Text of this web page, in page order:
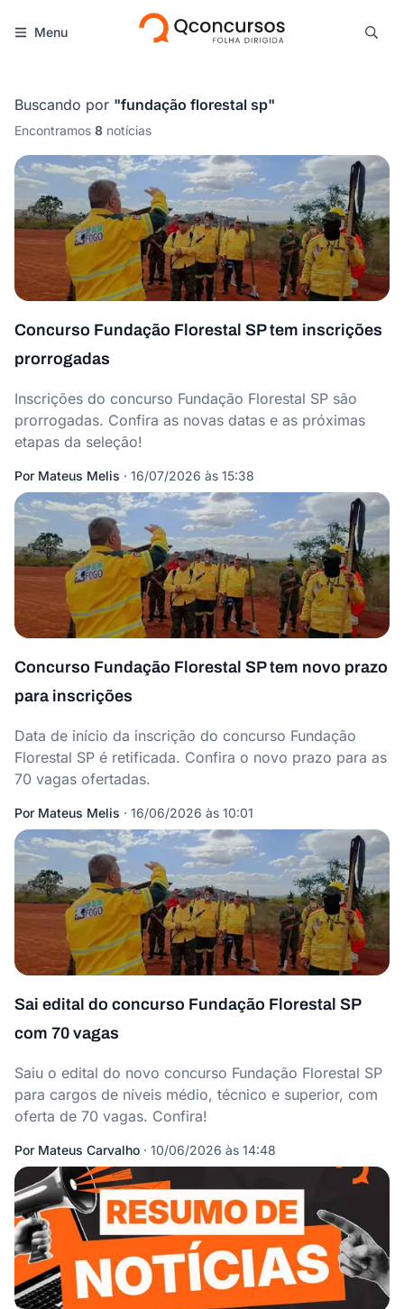
Menu
Buscando por "fundação florestal sp"
Encontramos 8 notícias
Concurso Fundação Florestal SP tem inscrições
prorrogadas
Inscrições do concurso Fundação Florestal SP são
prorrogadas. Confira as novas datas e as próximas
etapas da seleção!
Por Mateus Melis · 16/07/2026 às 15:38
Concurso Fundação Florestal SP tem novo prazo
para inscrições
Data de início da inscrição do concurso Fundação
Florestal SP é retificada. Confira o novo prazo para as
70 vagas ofertadas.
Por Mateus Melis · 16/06/2026 às 10:01
Sai edital do concurso Fundação Florestal SP
com 70 vagas
Saiu o edital do novo concurso Fundação Florestal SP
para cargos de níveis médio, técnico e superior, com
oferta de 70 vagas. Confira!
Por Mateus Carvalho · 10/06/2026 às 14:48